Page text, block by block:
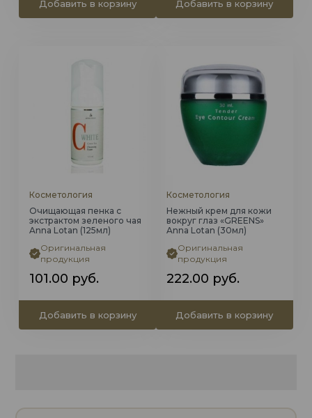
Добавить в корзину Добавить в корзину
Косметология
Очищающая пенка с
экстрактом зеленого чая
Anna Lotan (125мл)
Оригинальная
продукция
101.00 руб.
Добавить в корзину
Косметология
Нежный крем для кожи
вокруг глаз «GREENS»
Anna Lotan (30мл)
Оригинальная
продукция
222.00 руб.
Добавить в корзину